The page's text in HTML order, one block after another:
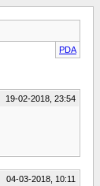
PDA
19-02-2018, 23:54
04-03-2018, 10:11